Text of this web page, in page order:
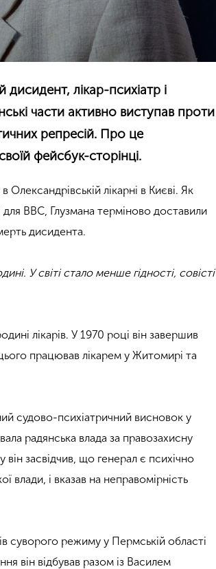
дисидент, лікар-психіатр і
части активно виступав проти
репресій. Про це
фейсбук-сторінці.
лікарні в Києві. Як
BBC, Глузмана терміново доставили
дисидента.
У світі стало менше гідності, совісті
лікарів. У 1970 році він завершив
працював лікарем у Житомирі та
судово-психіатричний висновок у
радянська влада за правозахисну
він засвідчив, що генерал є психічно
влади, і вказав на неправомірність
суворого режиму у Пермській області
він відбував разом із Василем